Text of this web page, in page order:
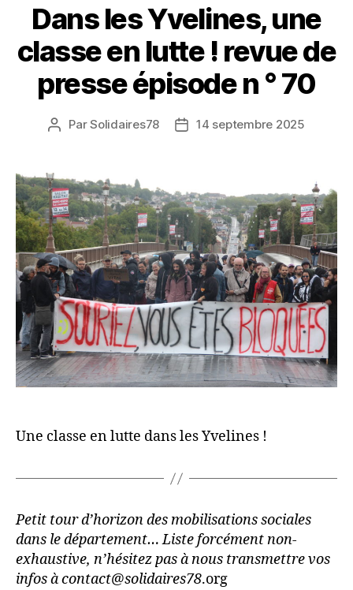
Dans les Yvelines, une
classe en lutte ! revue de
presse épisode n ° 70
Auteur
ParSolidaires78
Date14 septembre 2025
Une classe en lutte dans les Yvelines !
Petit tour d’horizon des mobilisations sociales
dans le département… Liste forcément non-
exhaustive, n’hésitez pas à nous transmettre vos
infos à contact@solidaires78.org